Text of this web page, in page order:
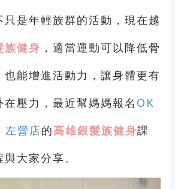
只是年輕族群的活動，現在越
族健身 ，適當運動可以降低骨
也能增進活動力，讓身體更有
在壓力，最近幫媽媽報名 OK
營店的高雄銀髮族健身課
大家分享。